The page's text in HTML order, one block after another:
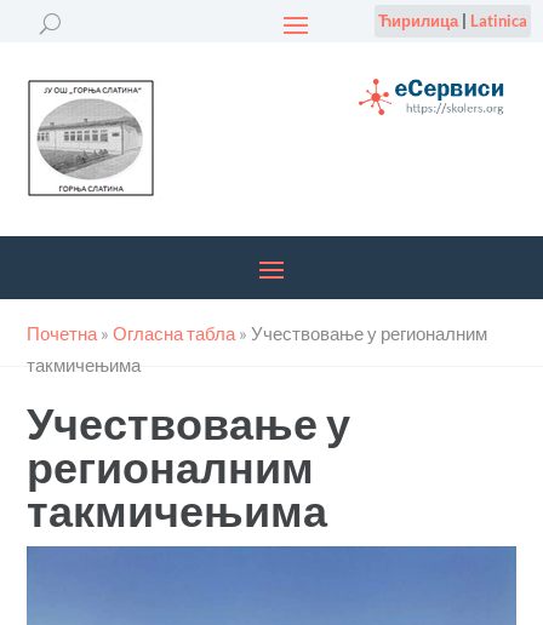
Ћирилица| Latinica
Почетна »Огласна табла »Учествовање у регионалним
такмичењима
Учествовање у
регионалним
такмичењима